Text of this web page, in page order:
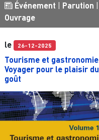
Événement Parution
Ouvrage
le 26-12-2025
Tourisme et gastronomie.
Voyager pour le plaisir du
goût